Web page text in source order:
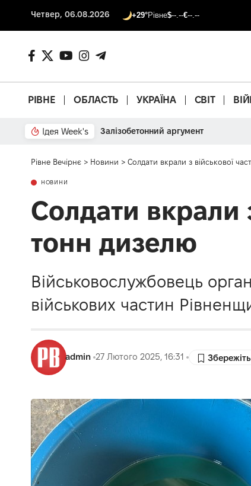
Четвер, 06.08.2026 +29°Рівне$--.--€--.--
РІВНЕ ОБЛАСТЬ УКРАЇНА СВІТ
Ідея Week's Залізобетонний аргумент
Рівне Вечірнє > Новини > Солдати вкрали з військової
НОВИНИ
Солдати вкрали
тонн дизелю
Військовослужбовець
військових частин
admin 27 Лютого 2025, 16:31